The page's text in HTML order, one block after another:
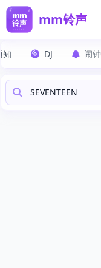
mm铃声
知 DJ 闹钟